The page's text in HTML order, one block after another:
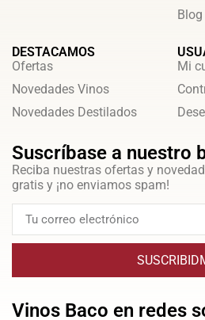
Blog
DESTACAMOS
Ofertas
Novedades Vinos
Novedades Destilados
Mi
Suscríbase a nuestro
Reciba nuestras ofertas y
gratis y ¡no enviamos spam!
Vinos Baco en redes